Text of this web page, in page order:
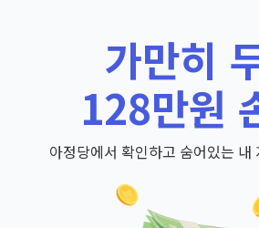
가만히
128만원
아정당에서 확인하고 숨어있는 내